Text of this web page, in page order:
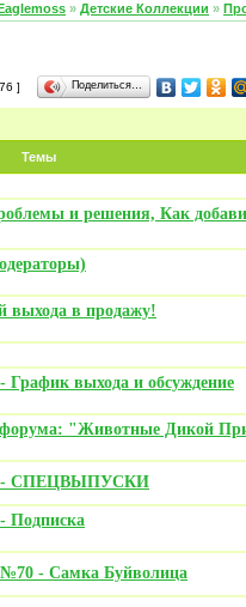
» Детские Коллекции »
] Поделиться…
Темы
и решения, Как
в продажу!
выхода и обсуждение
форума: "Животные Дикой
- СПЕЦВЫПУСКИ
Подписка
- Самка Буйволица